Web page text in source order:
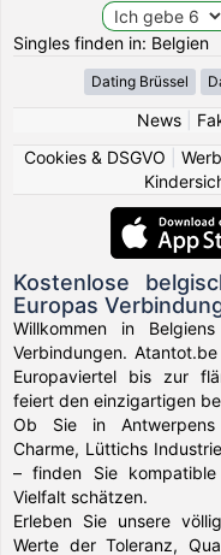
Singles finden in: Belgien
Dating Brüssel
News|
Cookies & DSGVO
Kostenlose
Europas
Willkommen in
Verbindungen.
Europaviertel bis zur
feiert den einzigartigen
Ob Sie in Antwerpens
Charme, Lüttichs
– finden Sie
Vielfalt schätzen.
Erleben Sie unsere
Werte der Toleranz,